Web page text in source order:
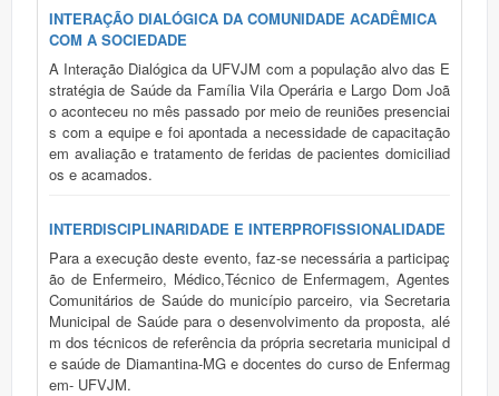
INTERAÇÃO DIALÓGICA DA COMUNIDADE ACADÊMICA
COM A SOCIEDADE
A Interação Dialógica da UFVJM com a população alvo das E
stratégia de Saúde da Família Vila Operária e Largo Dom Joã
o aconteceu no mês passado por meio de reuniões presenciai
s com a equipe e foi apontada a necessidade de capacitação
em avaliação e tratamento de feridas de pacientes domiciliad
os e acamados.
INTERDISCIPLINARIDADE E INTERPROFISSIONALIDADE
Para a execução deste evento, faz-se necessária a participaç
ão de Enfermeiro, Médico,Técnico de Enfermagem, Agentes
Comunitários de Saúde do município parceiro, via Secretaria
Municipal de Saúde para o desenvolvimento da proposta, alé
m dos técnicos de referência da própria secretaria municipal d
e saúde de Diamantina-MG e docentes do curso de Enfermag
em- UFVJM.